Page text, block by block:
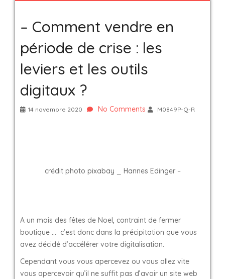
– Comment vendre en
période de crise : les
leviers et les outils
digitaux ?
14 novembre 2020 No Comments M0849P-Q-R
crédit photo pixabay _ Hannes Edinger –
A un mois des fêtes de Noel, contraint de fermer
boutique … c’est donc dans la précipitation que vous
avez décidé d’accélérer votre digitalisation.
Cependant vous vous apercevez ou vous allez vite
vous apercevoir qu’il ne suffit pas d’avoir un site web